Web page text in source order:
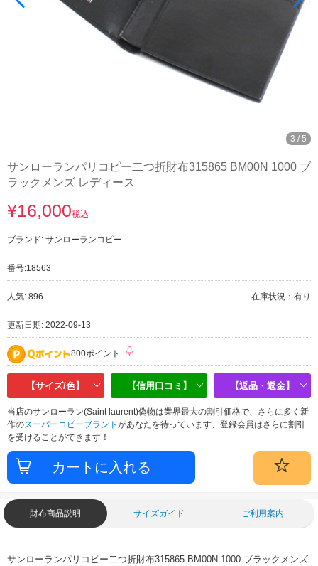
3 / 5
サンローランパリコピー二つ折財布315865 BM00N 1000 ブ
ラックメンズ レディース
¥16,000税込
ブランド: サンローランコピー
番号:18563
人気: 896 在庫状況：有り
更新日期: 2022-09-13
800ポイント
【サイズ/色】 【信用口コミ】 【返品・返金】
当店のサンローラン(Saint laurent)偽物は業界最大の割引価格で、さらに多く新
作のスーパーコピーブランドがあなたを待っています、登録会員はさらに割引
を受けることができます！
財布商品説明 サイズガイド ご利用案内
サンローランパリコピー二つ折財布315865 BM00N 1000 ブラックメンズ